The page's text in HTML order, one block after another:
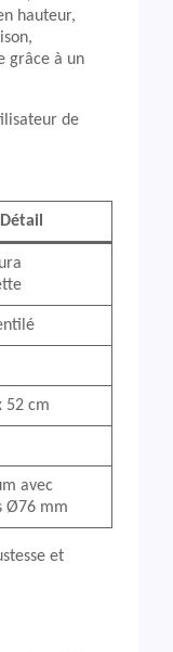
hauteur,
grâce à un
de
Détail
52 cm
avec
Ø76 mm
et